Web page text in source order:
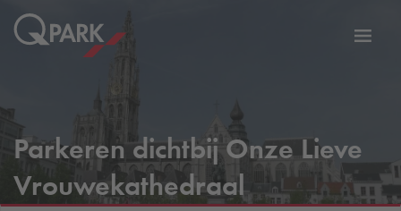
Parkeren dichtbij Onze Lieve
Vrouwekathedraal